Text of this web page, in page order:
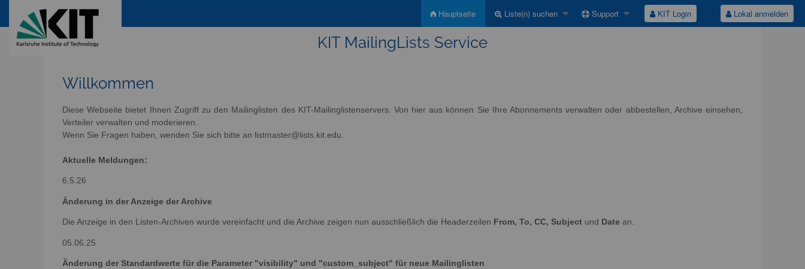
Hauptseite Liste(n) suchen Support KIT Login Lokal anmelden
KIT MailingLists Service
Willkommen
Diese Webseite bietet Ihnen Zugriff zu den Mailinglisten des KIT-Mailinglistenservers. Von hier aus können Sie Ihre Abonnements verwalten oder abbestellen, Archive einsehen,
Verteiler verwalten und moderieren.
Wenn Sie Fragen haben, wenden Sie sich bitte an listmaster@lists.kit.edu.
Aktuelle Meldungen:
6.5.26
Änderung in der Anzeige der Archive
Die Anzeige in den Listen-Archiven wurde vereinfacht und die Archive zeigen nun ausschließlich die Headerzeilen From, To, CC, Subject und Date an.
05.06.25
Änderung der Standardwerte für die Parameter "visibility" und "custom_subject" für neue Mailinglisten